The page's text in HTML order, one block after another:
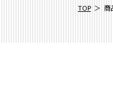
TOP 商